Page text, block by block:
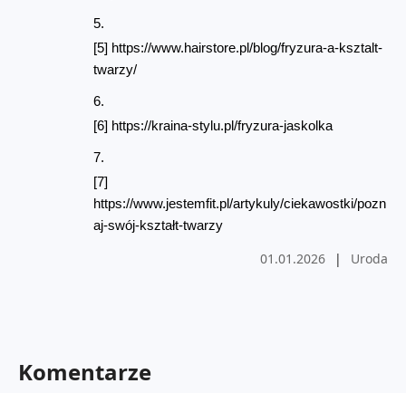
[5] https://www.hairstore.pl/blog/fryzura-a-ksztalt-
twarzy/
[6] https://kraina-stylu.pl/fryzura-jaskolka
[7]
https://www.jestemfit.pl/artykuly/ciekawostki/pozn
aj-swój-kształt-twarzy
01.01.2026 | Uroda
Komentarze